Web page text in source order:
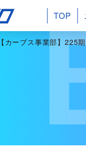
TOP
【カーブス事業部】225